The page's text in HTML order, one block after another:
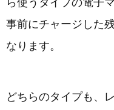
ら使うタイプの電子
事前にチャージした
なります。
どちらのタイプも、